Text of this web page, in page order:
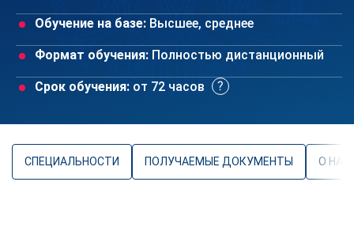
Обучение на базе: Высшее, среднее
Формат обучения: Полностью дистанционный
Срок обучения: от 72 часов
СПЕЦИАЛЬНОСТИ ПОЛУЧАЕМЫЕ ДОКУМЕНТЫ О